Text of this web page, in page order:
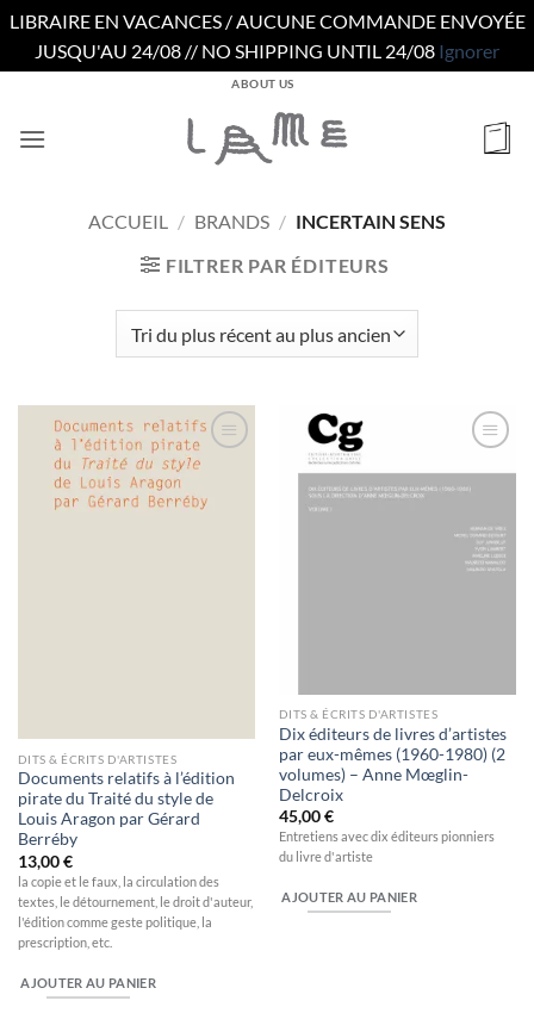
LIBRAIRE EN VACANCES / AUCUNE COMMANDE ENVOYÉE
JUSQU'AU 24/08 // NO SHIPPING UNTIL 24/08 Ignorer
contenu
ABOUT US
ACCUEIL / BRANDS / INCERTAIN SENS
FILTRER PAR ÉDITEURS
Ajouter
wishlist
DITS & ÉCRITS D'ARTISTES
Documents relatifs à l’édition
pirate du Traité du style de
Louis Aragon par Gérard
Berréby
13,00€
la copie et le faux, la circulation des
textes, le détournement, le droit d'auteur,
l'édition comme geste politique, la
prescription, etc.
AJOUTER AU PANIER
DITS & ÉCRITS D'ARTISTES
Dix éditeurs de livres d’artistes
par eux-mêmes (1960-1980) (2
volumes) – Anne Mœglin-
Delcroix
45,00€
Entretiens avec dix éditeurs pionniers
du livre d'artiste
AJOUTER AU PANIER